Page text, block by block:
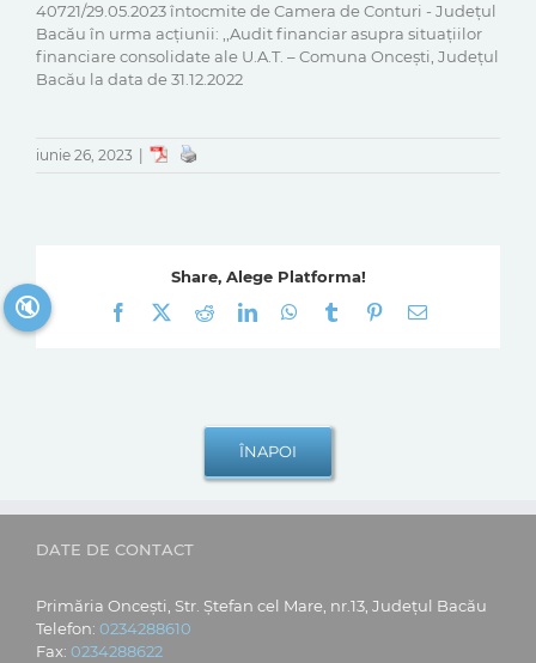
40721/29.05.2023 întocmite de Camera de Conturi - Judeţul
Bacău în urma acţiunii: ,,Audit financiar asupra situațiilor
financiare consolidate ale U.A.T. – Comuna Onceşti, Judeţul
Bacău la data de 31.12.2022
iunie 26, 2023
Share, Alege Platforma!
Facebook
RedditLinkedInWhatsApp
Tumblr Pinterest
E-
DATE DE CONTACT
Primăria Oncești, Str. Ștefan cel Mare, nr.13, Județul Bacău
Telefon: 0234288610
Fax: 0234288622
🔇